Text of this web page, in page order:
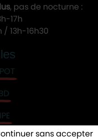
sans accepter
, pas de nocturne :
17h
/ 13h-16h30